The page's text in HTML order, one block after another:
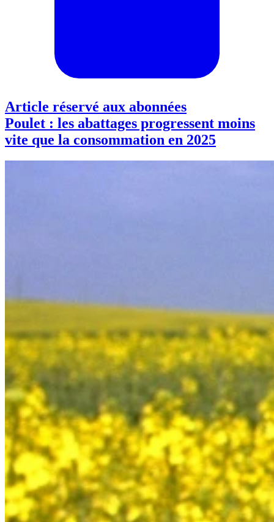
Article réservé aux abonnées
Poulet : les abattages progressent moins
vite que la consommation en 2025